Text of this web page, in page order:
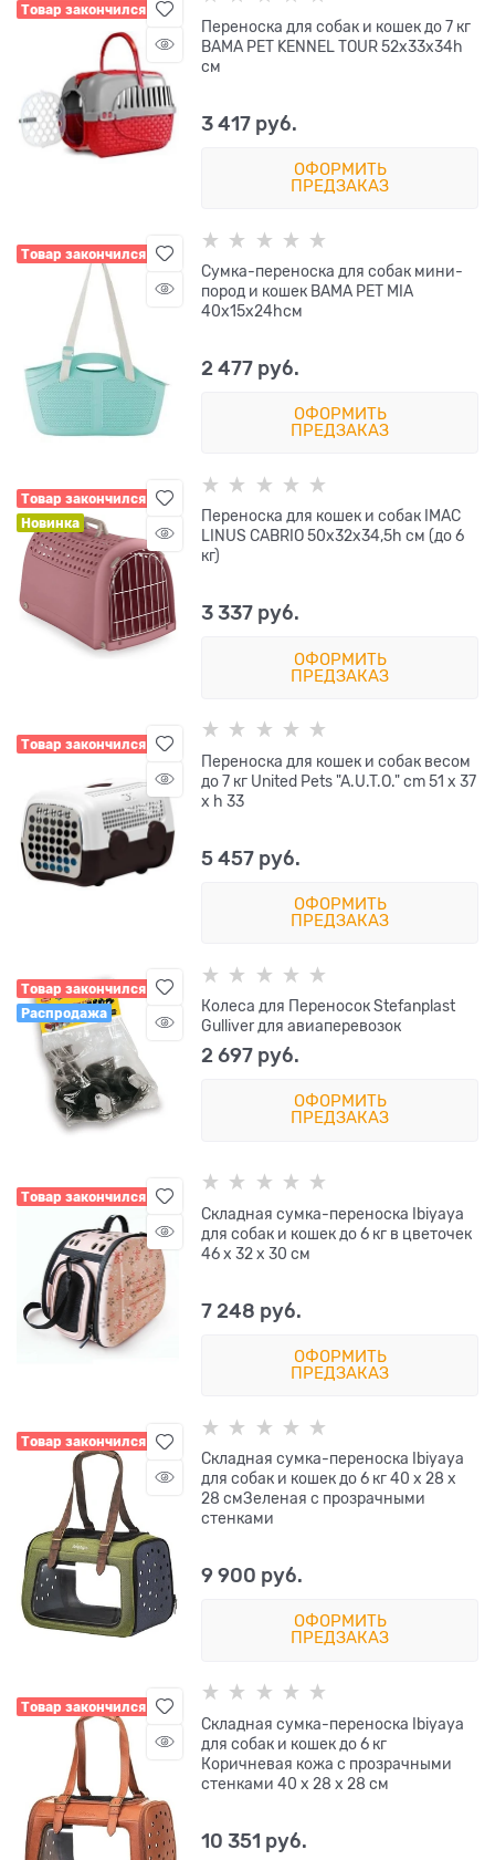
Товар закончился
Переноска для собак и кошек до 7 кг
BAMA PET KENNEL TOUR 52х33х34h
см
3 417 руб.
ОФОРМИТЬ
ПРЕДЗАКАЗ
Товар закончился
Сумка-переноска для собак мини-
пород и кошек BAMA PET MIA
40x15x24hсм
2 477 руб.
ОФОРМИТЬ
ПРЕДЗАКАЗ
Товар закончился
Новинка
Переноска для кошек и собак IMAC
LINUS CABRIO 50х32х34,5h см (до 6
кг)
3 337 руб.
ОФОРМИТЬ
ПРЕДЗАКАЗ
Товар закончился
Переноска для кошек и собак весом
до 7 кг United Pets "A.U.T.O." cm 51 x 37
x h 33
5 457 руб.
ОФОРМИТЬ
ПРЕДЗАКАЗ
Товар закончился
Распродажа
Колеса для Переносок Stefanplast
Gulliver для авиаперевозок
2 697 руб.
ОФОРМИТЬ
ПРЕДЗАКАЗ
Товар закончился
Складная сумка-переноска Ibiyaya
для собак и кошек до 6 кг в цветочек
46 х 32 х 30 см
7 248 руб.
ОФОРМИТЬ
ПРЕДЗАКАЗ
Товар закончился
Cкладная сумка-переноска Ibiyaya
для собак и кошек до 6 кг 40 х 28 х
28 смЗеленая с прозрачными
стенками
9 900 руб.
ОФОРМИТЬ
ПРЕДЗАКАЗ
Товар закончился
Складная сумка-переноска Ibiyaya
для собак и кошек до 6 кг
Коричневая кожа с прозрачными
стенками 40 х 28 х 28 см
10 351 руб.